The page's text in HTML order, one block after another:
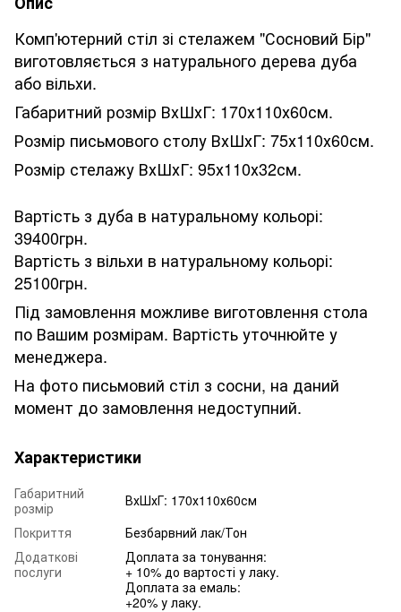
Комп'ютерний стіл зі стелажем "Сосновий Бір"
виготовляється з натурального дерева дуба
або вільхи.
Габаритний розмір ВхШхГ: 170х110х60см.
Розмір письмового столу ВхШхГ: 75х110х60см.
Розмір стелажу ВхШхГ: 95х110х32см.
Вартість з дуба в натуральному кольорі:
39400грн.
Вартість з вільхи в натуральному кольорі:
25100грн.
Під замовлення можливе виготовлення стола
по Вашим розмірам. Вартість уточнюйте у
менеджера.
На фото письмовий стіл з сосни, на даний
момент до замовлення недоступний.
Характеристики
Габаритний
розмір
ВхШхГ: 170х110х60см
Покриття
Безбарвний лак/Тон
Додаткові
послуги
Доплата за тонування:
+ 10% до вартості у лаку.
Доплата за емаль:
+20% у лаку.